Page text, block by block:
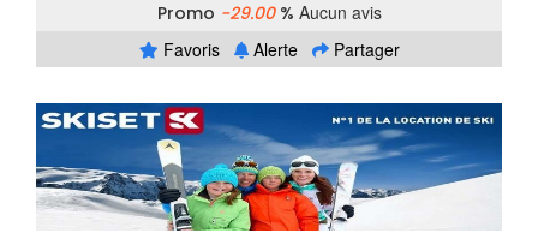
Promo -29.00% Aucun avis
Favoris
Alerte Partager